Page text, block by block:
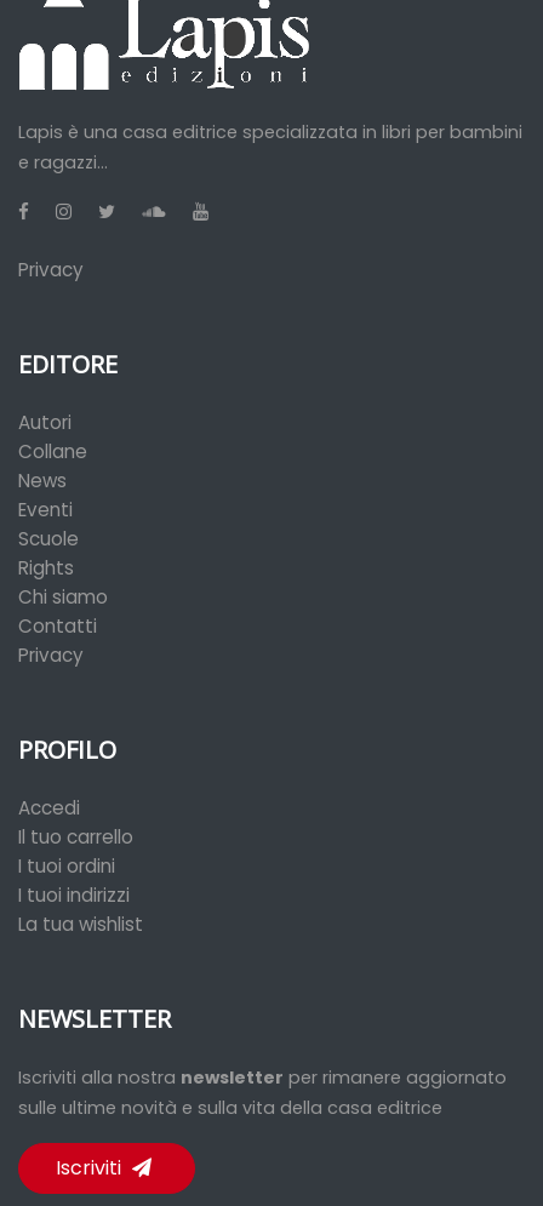
Lapis è una casa editrice specializzata in libri per bambini
e ragazzi...
Privacy
EDITORE
Autori
Collane
News
Eventi
Scuole
Rights
Chi siamo
Contatti
Privacy
PROFILO
Accedi
Il tuo carrello
I tuoi ordini
I tuoi indirizzi
La tua wishlist
NEWSLETTER
Iscriviti alla nostra newsletter per rimanere aggiornato
sulle ultime novità e sulla vita della casa editrice
Iscriviti